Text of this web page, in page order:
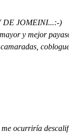
DE JOMEINI...:-)
y mejor
ocurriría